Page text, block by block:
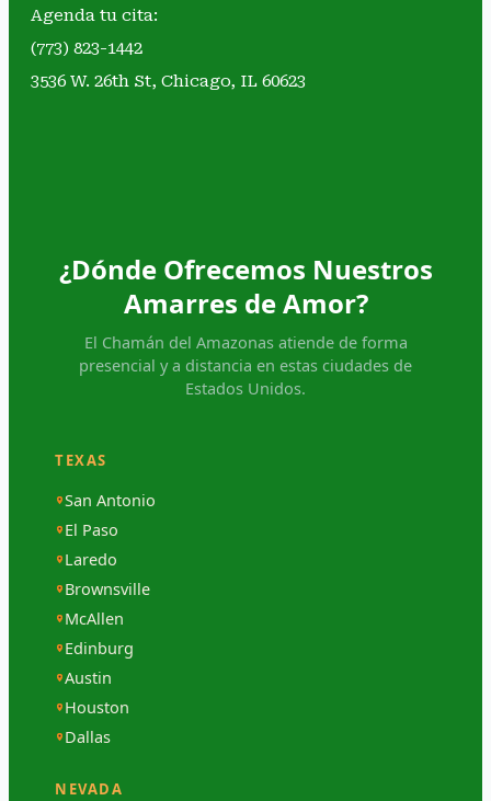
Agenda tu cita:
(773) 823-1442
3536 W. 26th St, Chicago, IL 60623
¿Dónde Ofrecemos Nuestros
Amarres de Amor?
El Chamán del Amazonas atiende de forma
presencial y a distancia en estas ciudades de
Estados Unidos.
TEXAS
San Antonio
El Paso
Laredo
Brownsville
McAllen
Edinburg
Austin
Houston
Dallas
NEVADA